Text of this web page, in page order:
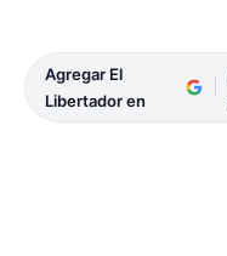
Agregar El
Libertador en